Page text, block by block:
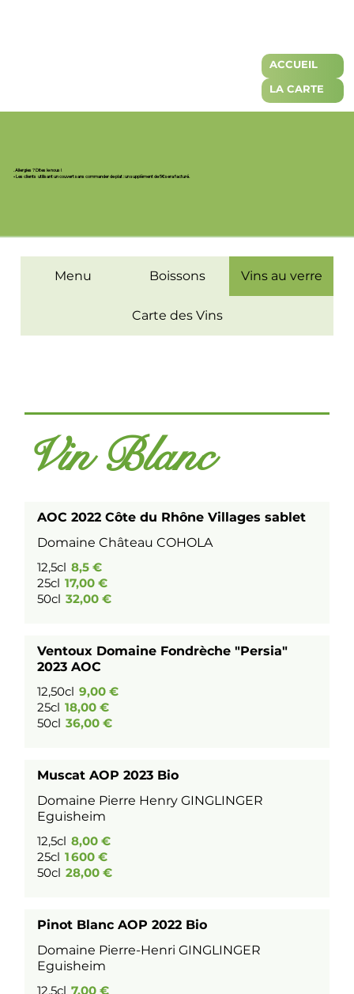
ACCUEIL
LA CARTE
. Allergies ? Dites le nous !
• Les clients utilisant un couvert sans commander de plat : un supplèment de 5€ sera facturé.
Menu Boissons Vins au verre
Carte des Vins
Vin Blanc
AOC 2022 Côte du Rhône Villages sablet
Domaine Château COHOLA
12,5cl 8,5 €
25cl 17,00 €
50cl 32,00 €
Ventoux Domaine Fondrèche "Persia"
2023 AOC
12,50cl 9,00 €
25cl 18,00 €
50cl 36,00 €
Muscat AOP 2023 Bio
Domaine Pierre Henry GINGLINGER
Eguisheim
12,5cl 8,00 €
25cl 1 600 €
50cl 28,00 €
Pinot Blanc AOP 2022 Bio
Domaine Pierre-Henri GINGLINGER
Eguisheim
12,5cl 7,00 €